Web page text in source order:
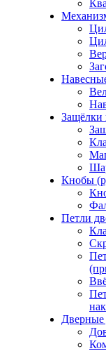
Защёлки
Кнобы
Петли
Дверные